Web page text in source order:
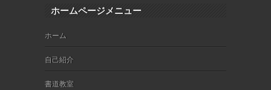
ホームページメニュー
ホーム
自己紹介
書道教室